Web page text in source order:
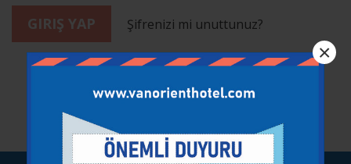
×
GIRIŞ YAP Şifrenizi mi unuttunuz?